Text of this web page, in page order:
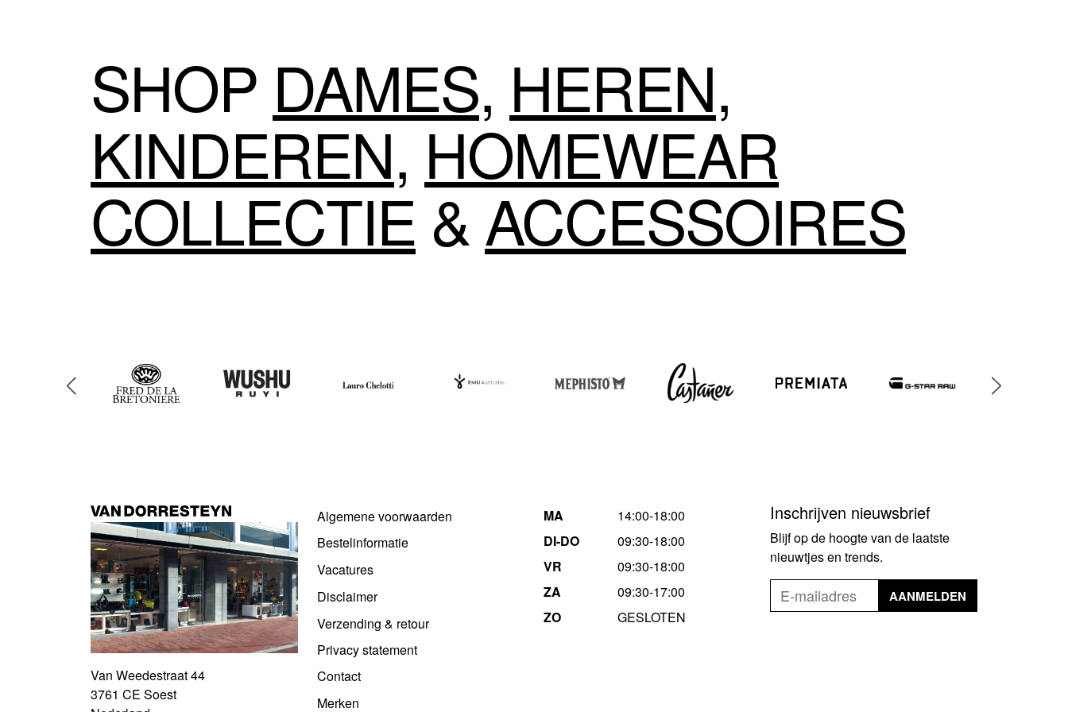
SHOP DAMES, HEREN,
KINDEREN, HOMEWEAR
COLLECTIE &ACCESSOIRES
Van Weedestraat 44
3761 CE Soest
Algemene voorwaarden
Bestelinformatie
Vacatures
Disclaimer
Verzending & retour
Privacy statement
Contact
Merken
MA
14:00-18:00
DI-DO
09:30-18:00
VR
09:30-18:00
ZA
09:30-17:00
ZO
GESLOTEN
Inschrijven nieuwsbrief
Blijf op de hoogte van de laatste
nieuwtjes en trends.
AANMELDEN